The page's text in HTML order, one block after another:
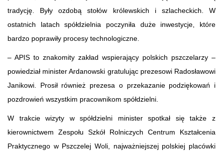
tradycję. Były ozdobą stołów królewskich i szlacheckich. W
ostatnich latach spółdzielnia poczyniła duże inwestycje, które
bardzo poprawiły procesy technologiczne.
– APIS to znakomity zakład wspierający polskich pszczelarzy –
powiedział minister Ardanowski gratulując prezesowi Radosławowi
Janikowi. Prosił również prezesa o przekazanie podziękowań i
pozdrowień wszystkim pracownikom spółdzielni.
W trakcie wizyty w spółdzielni minister spotkał się także z
kierownictwem Zespołu Szkół Rolniczych Centrum Kształcenia
Praktycznego w Pszczelej Woli, najważniejszej polskiej placówki